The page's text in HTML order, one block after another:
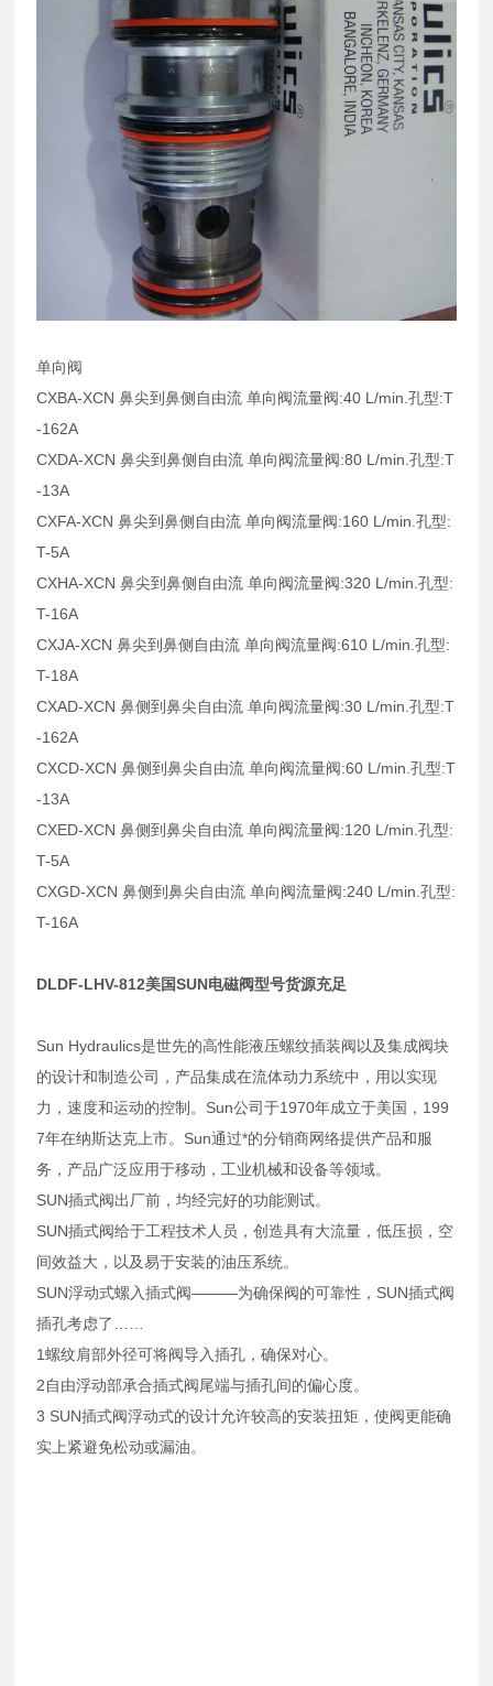
单向阀
CXBA-XCN 鼻尖到鼻侧自由流 单向阀流量阀:40 L/min.孔型:T
-162A
CXDA-XCN 鼻尖到鼻侧自由流 单向阀流量阀:80 L/min.孔型:T
-13A
CXFA-XCN 鼻尖到鼻侧自由流 单向阀流量阀:160 L/min.孔型:
T-5A
CXHA-XCN 鼻尖到鼻侧自由流 单向阀流量阀:320 L/min.孔型:
T-16A
CXJA-XCN 鼻尖到鼻侧自由流 单向阀流量阀:610 L/min.孔型:
T-18A
CXAD-XCN 鼻侧到鼻尖自由流 单向阀流量阀:30 L/min.孔型:T
-162A
CXCD-XCN 鼻侧到鼻尖自由流 单向阀流量阀:60 L/min.孔型:T
-13A
CXED-XCN 鼻侧到鼻尖自由流 单向阀流量阀:120 L/min.孔型:
T-5A
CXGD-XCN 鼻侧到鼻尖自由流 单向阀流量阀:240 L/min.孔型:
T-16A
DLDF-LHV-812美国SUN电磁阀型号货源充足
Sun Hydraulics是世先的高性能液压螺纹插装阀以及集成阀块
的设计和制造公司，产品集成在流体动力系统中，用以实现
力，速度和运动的控制。Sun公司于1970年成立于美国，199
7年在纳斯达克上市。Sun通过*的分销商网络提供产品和服
务，产品广泛应用于移动，工业机械和设备等领域。
SUN插式阀出厂前，均经完好的功能测试。
SUN插式阀给于工程技术人员，创造具有大流量，低压损，空
间效益大，以及易于安装的油压系统。
SUN浮动式螺入插式阀———为确保阀的可靠性，SUN插式阀
插孔考虑了……
1螺纹肩部外径可将阀导入插孔，确保对心。
2自由浮动部承合插式阀尾端与插孔间的偏心度。
3 SUN插式阀浮动式的设计允许较高的安装扭矩，使阀更能确
实上紧避免松动或漏油。